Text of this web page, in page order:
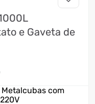
e Gaveta de